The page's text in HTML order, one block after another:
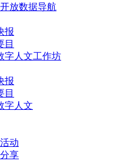
放数据导航
报
目
字人文工作坊
报
目
字人文
动
享